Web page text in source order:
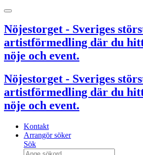
Nöjestorget - Sveriges
artistförmedling där du
nöje och event.
Nöjestorget - Sveriges
artistförmedling där du
nöje och event.
Kontakt
Arrangör söker
Sök